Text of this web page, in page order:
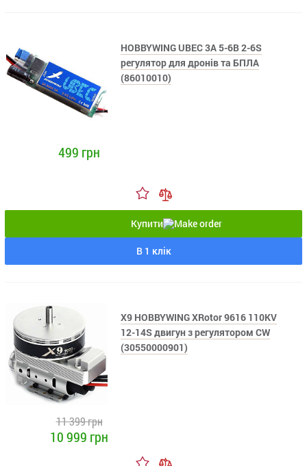
HOBBYWING UBEC 3A 5-6В 2-6S
регулятор для дронів та БПЛА
(86010010)
499 грн
Купити
В 1 клік
X9 HOBBYWING XRotor 9616 110KV
12-14S двигун з регулятором CW
(30550000901)
11 399 грн
10 999 грн